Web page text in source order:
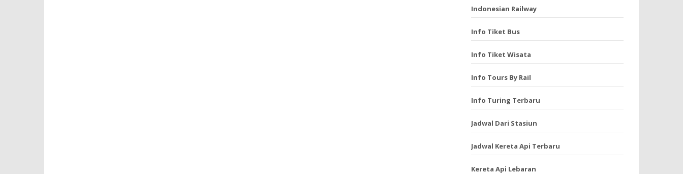
Indonesian Railway
Info Tiket Bus
Info Tiket Wisata
Info Tours By Rail
Info Turing Terbaru
Jadwal Dari Stasiun
Jadwal Kereta Api Terbaru
Kereta Api Lebaran